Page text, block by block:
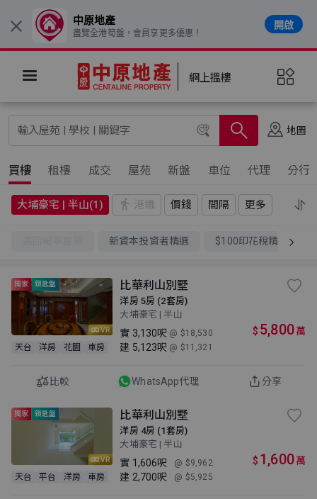
網上搵樓
地圖
買樓 租樓 成交 屋苑 新盤 車位 代理 分行
大埔豪宅 | 半山(1) 港鐵 價錢 間隔 更多
新資本投資者精選 $100印花稅精選
VR
獨家 鎖匙盤
天台 洋房 花園 車房
比華利山別墅
洋房 5房 (2套房)
大埔豪宅 | 半山
實 3,130呎 @ $18,530
建 5,123呎 @ $11,321
$ 5,800萬
比較 WhatsApp代理 分享
VR
獨家 鎖匙盤
天台 平台 洋房 車房
比華利山別墅
洋房 4房 (1套房)
大埔豪宅 | 半山
實 1,606呎 @ $9,962
建 2,700呎 @ $5,925
$ 1,600萬
× 中原地產
盡覽全港筍盤，會員享更多優惠！
開啟